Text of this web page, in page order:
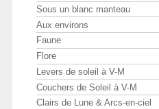
Sous un blanc manteau
Aux environs
Faune
Flore
Levers de soleil à V-M
Couchers de Soleil à V-M
Clairs de Lune & Arcs-en-ciel